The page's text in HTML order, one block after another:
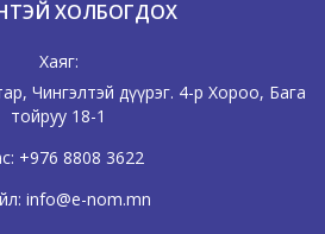
ХОЛБОГДОХ
Хаяг:
Чингэлтэй дүүрэг. 4-р Хороо, Бага
тойруу 18-1
+976 8808 3622
info@e-nom.mn